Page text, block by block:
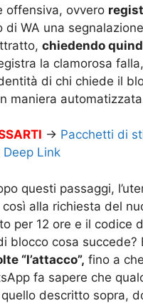
offensiva, ovvero
di WA una
chiedendo
la clamorosa
di chi chiede il
maniera
→ Pacchetti di
Link
questi passaggi,
così alla richiesta del
per 12 ore e il codice
blocco cosa
“l’attacco”, fino a
fa sapere che
descritto sopra,